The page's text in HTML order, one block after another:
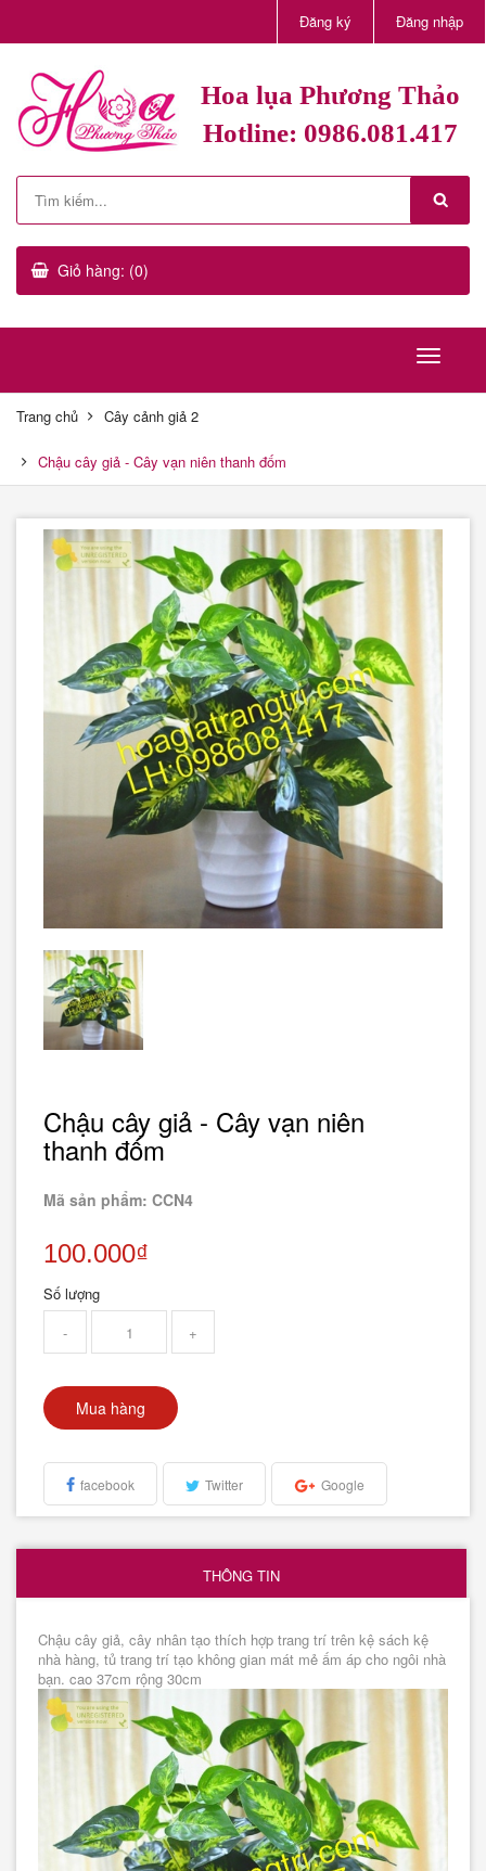
Đăng ký Đăng nhập
Hoa lụa Phương Thảo
Hotline: 0986.081.417
Giỏ hàng: (0)
Trang chủ Cây cảnh giả 2
Chậu cây giả - Cây vạn niên thanh đốm
Chậu cây giả - Cây vạn niên
thanh đốm
Mã sản phẩm: CCN4
100.000₫
Số lượng
-
+
Mua hàng
facebook Twitter Google
THÔNG TIN
Chậu cây giả, cây nhân tạo thích hợp trang trí trên kệ sách kệ
nhà hàng, tủ trang trí tạo không gian mát mẻ ấm áp cho ngôi nhà
bạn. cao 37cm rộng 30cm